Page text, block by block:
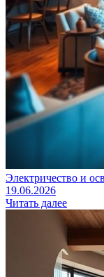
Электричество и
19.06.2026
Читать далее